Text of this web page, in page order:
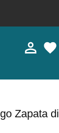
Zapata di